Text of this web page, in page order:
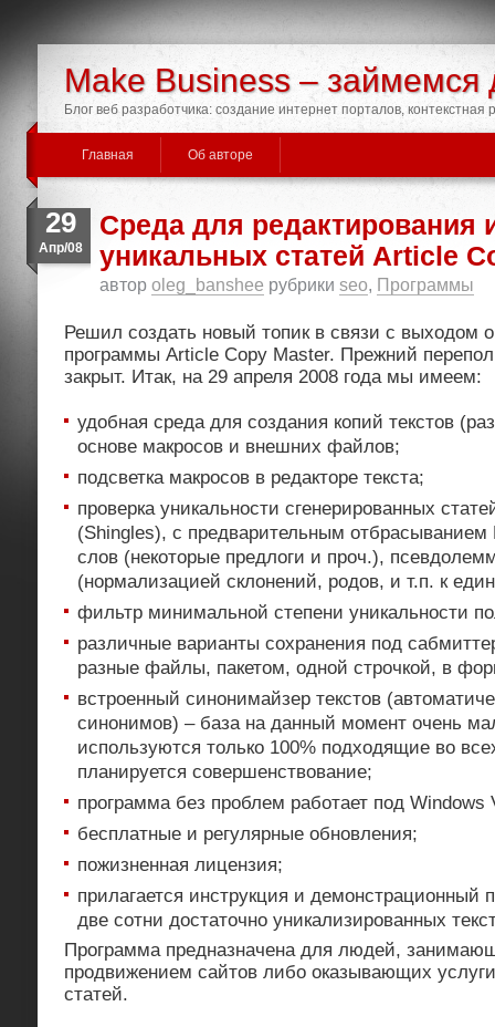
Make Business – займемся
Блог веб разработчика: создание интернет порталов,
Главная Об авторе
29
Апр/08
Среда для редактирования
уникальных статей Article
автор oleg_banshee рубрики seo, Программы
Решил создать новый топик в связи с выходом
программы Article Copy Master. Прежний
закрыт. Итак, на 29 апреля 2008 года мы имеем:
удобная среда для создания копий текстов
основе макросов и внешних файлов;
подсветка макросов в редакторе текста;
проверка уникальности сгенерированных
(Shingles), с предварительным отбрасыванием
слов (некоторые предлоги и проч.),
(нормализацией склонений, родов, и т.п. к
фильтр минимальной степени уникальности
различные варианты сохранения под
разные файлы, пакетом, одной строчкой, в
встроенный синонимайзер текстов
синонимов) – база на данный момент очень
используются только 100% подходящие во
планируется совершенствование;
программа без проблем работает под Windows
бесплатные и регулярные обновления;
пожизненная лицензия;
прилагается инструкция и демонстрационный
две сотни достаточно уникализированных
Программа предназначена для людей,
продвижением сайтов либо оказывающих
статей.